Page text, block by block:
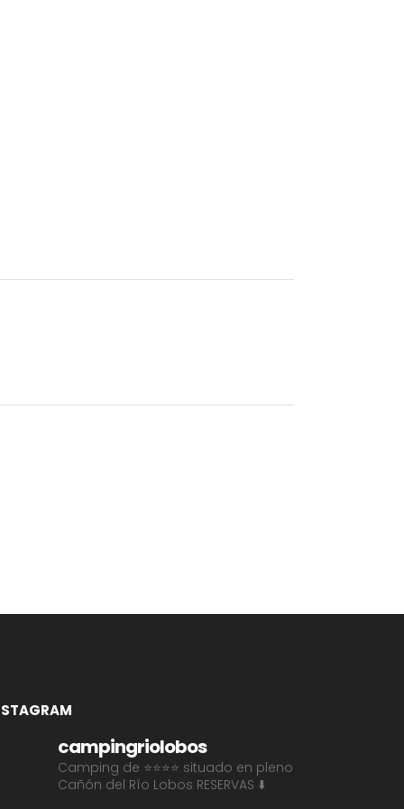
campingriolobos
Camping de ⭐⭐⭐⭐ situado en pleno
Cañón del Río Lobos RESERVAS ⬇️